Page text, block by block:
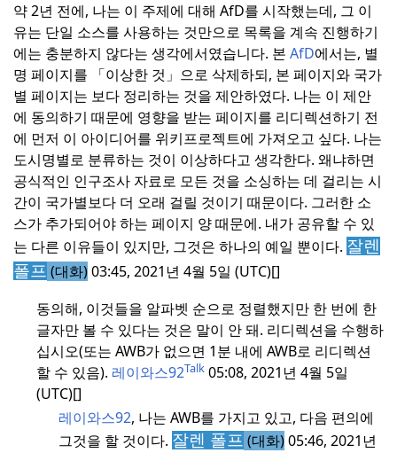
약 2년 전에, 나는 이 주제에 대해 AfD를 시작했는데, 그 이
유는 단일 소스를 사용하는 것만으로 목록을 계속 진행하기
에는 충분하지 않다는 생각에서였습니다. 본 AfD에서는, 별
명 페이지를 「이상한 것」으로 삭제하되, 본 페이지와 국가
별 페이지는 보다 정리하는 것을 제안하였다. 나는 이 제안
에 동의하기 때문에 영향을 받는 페이지를 리디렉션하기 전
에 먼저 이 아이디어를 위키프로젝트에 가져오고 싶다. 나는
도시명별로 분류하는 것이 이상하다고 생각한다. 왜냐하면
공식적인 인구조사 자료로 모든 것을 소싱하는 데 걸리는 시
간이 국가별보다 더 오래 걸릴 것이기 때문이다. 그러한 소
스가 추가되어야 하는 페이지 양 때문에. 내가 공유할 수 있
는 다른 이유들이 있지만, 그것은 하나의 예일 뿐이다. 잘렌
폴프 (대화)03:45, 2021년 4월 5일 (UTC)[]
동의해, 이것들을 알파벳 순으로 정렬했지만 한 번에 한
글자만 볼 수 있다는 것은 말이 안 돼. 리디렉션을 수행하
십시오(또는 AWB가 없으면 1분 내에 AWB로 리디렉션
할 수 있음). 레이와스92Talk05:08, 2021년 4월 5일
(UTC)[]
레이와스92, 나는 AWB를 가지고 있고, 다음 편의에
그것을 할 것이다. 잘렌 폴프 (대화)05:46, 2021년